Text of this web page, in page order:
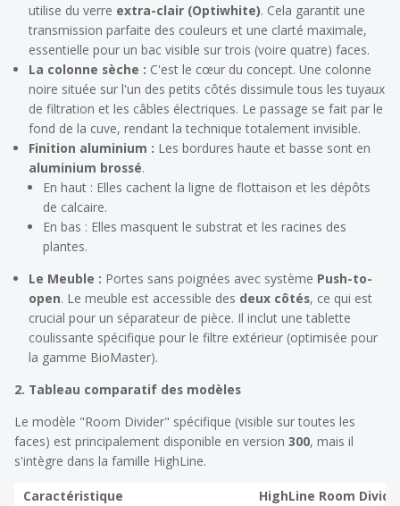
utilise du verre extra-clair (Optiwhite). Cela garantit une
transmission parfaite des couleurs et une clarté maximale,
essentielle pour un bac visible sur trois (voire quatre) faces.
La colonne sèche : C'est le cœur du concept. Une colonne
noire située sur l'un des petits côtés dissimule tous les tuyaux
de filtration et les câbles électriques. Le passage se fait par le
fond de la cuve, rendant la technique totalement invisible.
Finition aluminium : Les bordures haute et basse sont en
aluminium brossé.
En haut : Elles cachent la ligne de flottaison et les dépôts
de calcaire.
En bas : Elles masquent le substrat et les racines des
plantes.
Le Meuble : Portes sans poignées avec système Push-to-
open. Le meuble est accessible des deux côtés, ce qui est
crucial pour un séparateur de pièce. Il inclut une tablette
coulissante spécifique pour le filtre extérieur (optimisée pour
la gamme BioMaster).
2. Tableau comparatif des modèles
Le modèle "Room Divider" spécifique (visible sur toutes les
faces) est principalement disponible en version 300, mais il
s'intègre dans la famille HighLine.
Caractéristique HighLine Room